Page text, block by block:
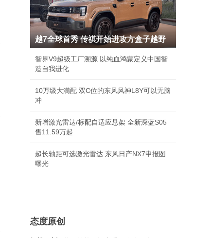
越7全球首秀 传祺开始进攻方盒子越野
智界V9超级工厂溯源 以纯血鸿蒙定义中国智
造自我进化
10万级大满配 双C位的东风风神L8Y可以无脑
冲
新增激光雷达/标配自适应悬架 全新深蓝S05
售11.59万起
超长轴距可选激光雷达 东风日产NX7申报图
曝光
态度原创